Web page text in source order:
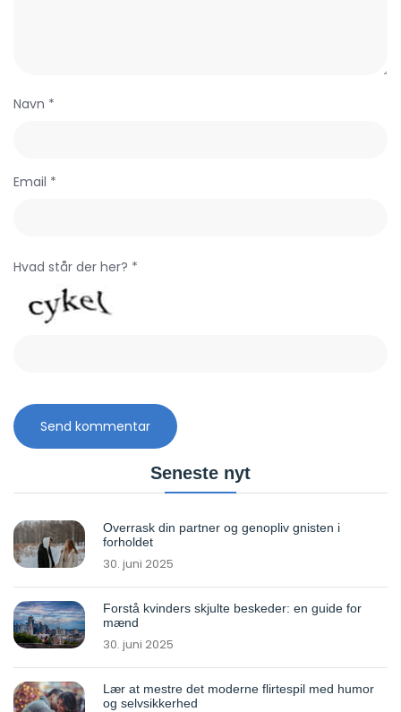
Navn *
Email *
Hvad står der her? *
Seneste nyt
Overrask din partner og genopliv gnisten i
forholdet
30. juni 2025
Forstå kvinders skjulte beskeder: en guide for
mænd
30. juni 2025
Lær at mestre det moderne flirtespil med humor
og selvsikkerhed